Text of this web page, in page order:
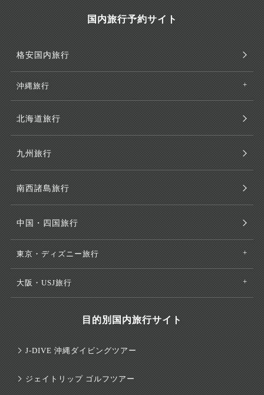
国内旅行予約サイト
格安国内旅行
沖縄旅行
北海道旅行
九州旅行
南西諸島旅行
中国・四国旅行
東京・ディズニー旅行
大阪・USJ旅行
目的別国内旅行サイト
J-DIVE 沖縄ダイビングツアー
ジェイトリップ ゴルフツアー